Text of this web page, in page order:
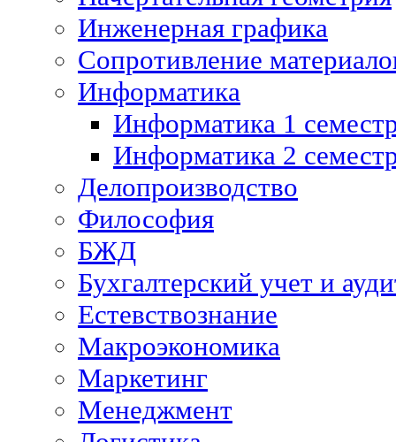
Инженерная графика
Сопротивление
Информатика
Информатика 1
Информатика 2
Делопроизводство
Философия
БЖД
Бухгалтерский учет и
Естевствознание
Макроэкономика
Маркетинг
Менеджмент